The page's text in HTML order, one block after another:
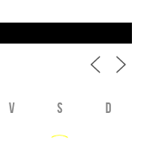
V S D